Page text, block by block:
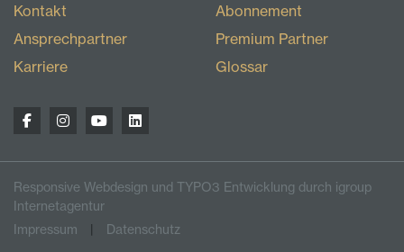
Kontakt
Ansprechpartner
Karriere
Abonnement
Premium Partner
Glossar
Responsive Webdesign und TYPO3 Entwicklung durch igroup
Internetagentur
Impressum
Datenschutz